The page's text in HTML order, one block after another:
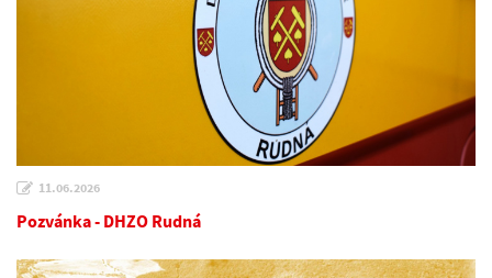
11.06.2026
Pozvánka - DHZO Rudná